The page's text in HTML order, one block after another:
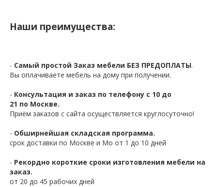
Наши преимущества:
- Самый простой Заказ мебели БЕЗ ПРЕДОПЛАТЫ.
Вы оплачиваете мебель на дому при получении.
- Консультация и заказ по телефону с 10 до
21 по Москве.
Приём заказов с сайта осуществляется круглосуточно!
- Обширнейшая складская программа.
срок доставки по Москве и Мо от 1 до 10 дней
- Рекордно короткие сроки изготовления мебели на
заказ.
от 20 до 45 рабочих дней